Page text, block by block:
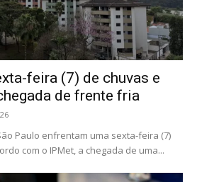
feira (7) de chuvas e
de frente fria
Paulo enfrentam uma sexta-feira (7)
com o IPMet, a chegada de uma...